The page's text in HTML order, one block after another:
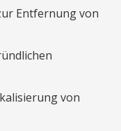
Entfernung von
von